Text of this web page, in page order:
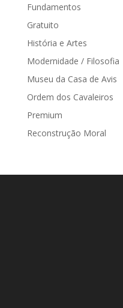
Fundamentos
Gratuito
História e Artes
Modernidade / Filosofia
Museu da Casa de Avis
Ordem dos Cavaleiros
Premium
Reconstrução Moral